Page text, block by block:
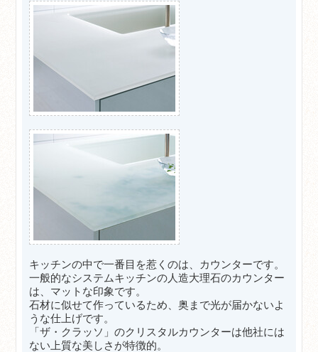
キッチンの中で一番目を惹くのは、カウンターです。
一般的なシステムキッチンの人造大理石のカウンター
は、マットな印象です。
石材に似せて作っているため、奥まで光が届かないよ
うな仕上げです。
「ザ・クラッソ」のクリスタルカウンターは他社には
ない上質な美しさが特徴的。